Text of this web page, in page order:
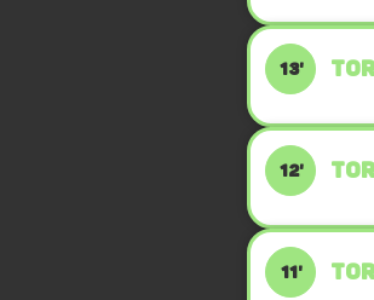
13'
12'
11'